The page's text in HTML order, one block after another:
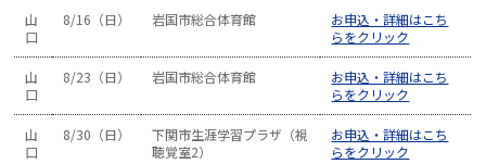
山
口
8/16（日） 岩国市総合体育館
お申込・詳細はこち
らをクリック
山
口
8/23（日） 岩国市総合体育館
お申込・詳細はこち
らをクリック
山
口
8/30（日）
下関市生涯学習プラザ（視
聴覚室2）
お申込・詳細はこち
らをクリック